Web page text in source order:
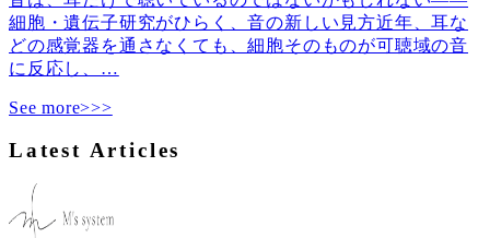
細胞・遺伝子研究がひらく、音の新しい見方近年、耳な
どの感覚器を通さなくても、細胞そのものが可聴域の音
に反応し、 …
See more>>>
Latest Articles